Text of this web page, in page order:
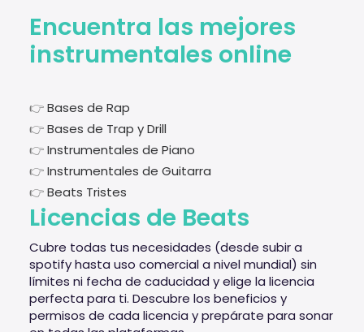
Encuentra las mejores
instrumentales online
👉Bases de Rap
👉Bases de Trap y Drill
👉Instrumentales de Piano
👉Instrumentales de Guitarra
👉Beats Tristes
Licencias de Beats
Cubre todas tus necesidades (desde subir a
spotify hasta uso comercial a nivel mundial) sin
límites ni fecha de caducidad y elige la licencia
perfecta para ti. Descubre los beneficios y
permisos de cada licencia y prepárate para sonar